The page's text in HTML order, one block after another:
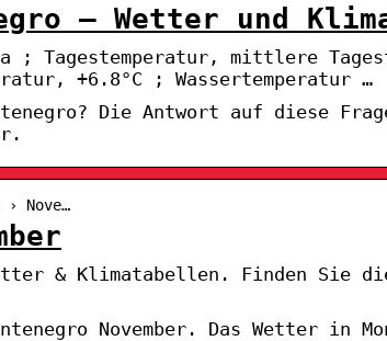
– Wetter und
; Tagestemperatur, mittlere
+6.8°C ; Wassertemperatur …
Die Antwort auf diese
Nove…
& Klimatabellen. Finden Sie
November. Das Wetter in